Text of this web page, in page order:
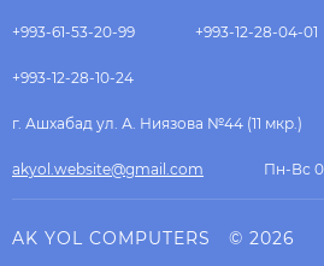
+993-61-53-20-99 +993-12-28-04-01
+993-12-28-10-24
г. Ашхабад ул. А. Ниязова №44 (11 мкр.)
akyol.website@gmail.com Пн-Вс
AK YOL COMPUTERS © 2026